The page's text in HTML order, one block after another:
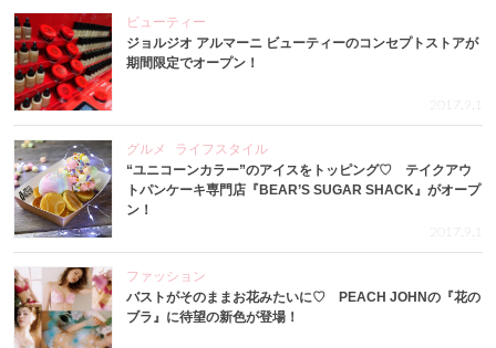
ビューティー
ジョルジオ アルマーニ ビューティーのコンセプトストアが
期間限定でオープン！
2017.9.1
グルメ
ライフスタイル
“ユニコーンカラー”のアイスをトッピング♡ テイクアウ
トパンケーキ専門店『BEAR’S SUGAR SHACK』がオープ
ン！
2017.9.1
ファッション
バストがそのままお花みたいに♡ PEACH JOHNの『花の
ブラ』に待望の新色が登場！